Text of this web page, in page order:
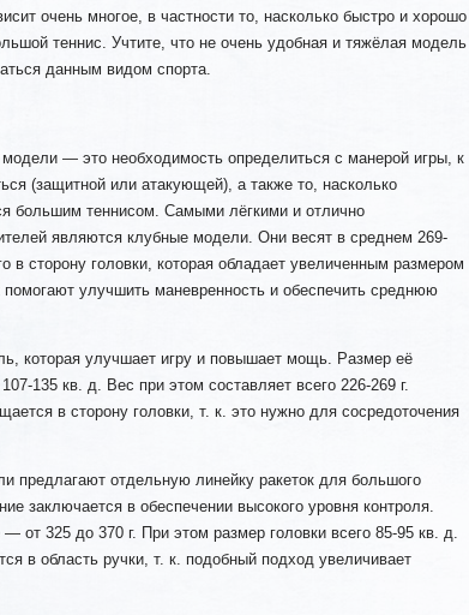
очень многое, в частности то, насколько быстро и хорошо
теннис. Учтите, что не очень удобная и тяжёлая модель
данным видом спорта.
— это необходимость определиться с манерой игры, к
(защитной или атакующей), а также то, насколько
большим теннисом. Самыми лёгкими и отлично
являются клубные модели. Они весят в среднем 269-
в сторону головки, которая обладает увеличенным размером
улучшить маневренность и обеспечить среднюю
которая улучшает игру и повышает мощь. Размер её
135 кв. д. Вес при этом составляет всего 226-269 г.
в сторону головки, т. к. это нужно для сосредоточения
предлагают отдельную линейку ракеток для большого
заключается в обеспечении высокого уровня контроля.
от 325 до 370 г. При этом размер головки всего 85-95 кв. д.
в область ручки, т. к. подобный подход увеличивает